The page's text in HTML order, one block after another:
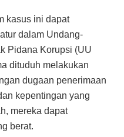
kasus ini dapat
dalam Undang-
Pidana Korupsi (UU
dituduh melakukan
dugaan penerimaan
kepentingan yang
mereka dapat
berat.